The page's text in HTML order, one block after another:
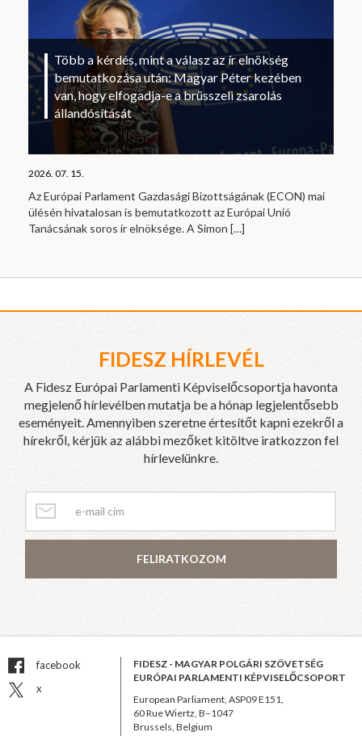
Több a kérdés, mint a válasz az ír elnökség
bemutatkozása után: Magyar Péter kezében
van, hogy elfogadja-e a brüsszeli zsarolás
állandósítását
2026. 07. 15.
Az Európai Parlament Gazdasági Bizottságának (ECON) mai
ülésén hivatalosan is bemutatkozott az Európai Unió
Tanácsának soros ír elnöksége. A Simon […]
FIDESZ HÍRLEVÉL
A Fidesz Európai Parlamenti Képviselőcsoportja havonta
megjelenő hírlevélben mutatja be a hónap legjelentősebb
eseményeit. Amennyiben szeretne értesítőt kapni ezekről a
hírekről, kérjük az alábbi mezőket kitöltve iratkozzon fel
hírlevelünkre.
FELIRATKOZOM
facebook
x
FIDESZ - MAGYAR POLGÁRI SZÖVETSÉG
EURÓPAI PARLAMENTI KÉPVISELŐCSOPORT
European Parliament, ASP09 E151,
60 Rue Wiertz, B–1047
Brussels, Belgium